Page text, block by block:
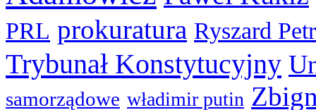
PRL prokuratura Ryszard
Trybunał Konstytucyjny
samorządowe władimir putin